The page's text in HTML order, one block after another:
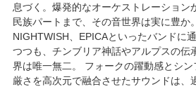
息づく。爆発的なオーケストレーション
民族パートまで、その音世界は実に豊か
NIGHTWISH、EPICAといったバンドに
つつも、チンブリア神話やアルプスの伝
界は唯一無二。 フォークの躍動感とシ
厳さを高次元で融合させたサウンドは、